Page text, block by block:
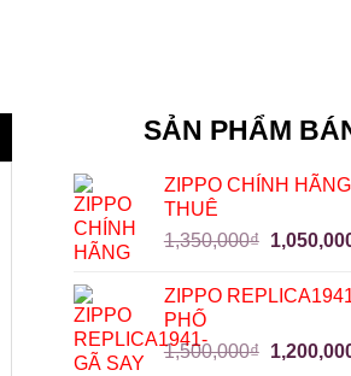
SẢN PHẨM
ZIPPO CHÍNH
THUÊ
1,350,000₫
ZIPPO
PHỐ
1,500,000₫